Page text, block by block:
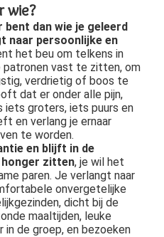
wie?
dan wie je geleerd
naar persoonlijke en
het beu om telkens in
patronen vast te zitten, om
verdrietig of boos te
dat er onder alle pijn,
iets groters, iets puurs en
en verlang je ernaar
te worden.
en blijft in de
honger zitten, je wil het
paren. Je verlangt naar
onvergetelijke
dicht bij de
maaltijden, leuke
de groep, en bezoeken